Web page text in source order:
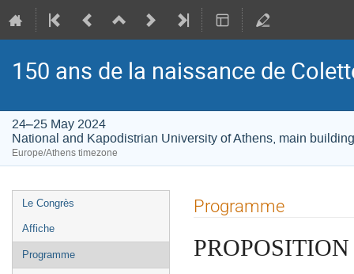
150 ans de la naissance de
24–25 May 2024
National and Kapodistrian University of Athens, main building
Europe/Athens timezone
Event
menu
Le Congrès
Affiche
Programme
Programme